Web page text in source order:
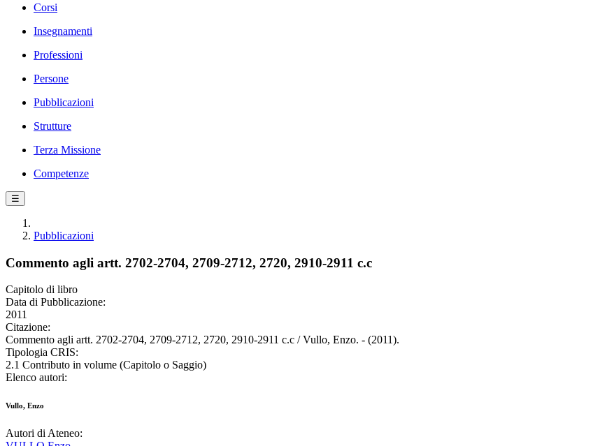
Corsi
Insegnamenti
Professioni
Persone
Pubblicazioni
Strutture
Terza Missione
Competenze
☰
Pubblicazioni
Commento agli artt. 2702-2704, 2709-2712, 2720, 2910-2911 c.c
Capitolo di libro
Data di Pubblicazione:
2011
Citazione:
Commento agli artt. 2702-2704, 2709-2712, 2720, 2910-2911 c.c / Vullo, Enzo. - (2011).
Tipologia CRIS:
2.1 Contributo in volume (Capitolo o Saggio)
Elenco autori:
Vullo, Enzo
Autori di Ateneo: